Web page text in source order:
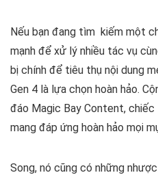
Nếu bạn đang tìm kiếm một
mạnh để xử lý nhiều tác vụ
bị chính để tiêu thụ nội dung
Gen 4 là lựa chọn hoàn hảo.
đáo Magic Bay Content,
mang đáp ứng hoàn hảo mọi
Song, nó cũng có những